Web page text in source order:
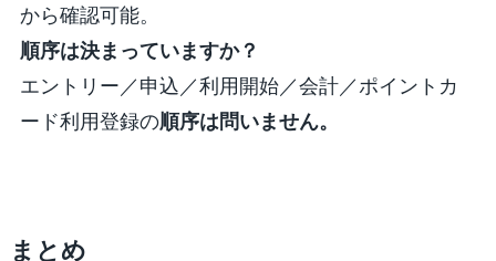
から確認可能。
順序は決まっていますか？
エントリー／申込／利用開始／会計／ポイントカ
ード利用登録の順序は問いません。
まとめ